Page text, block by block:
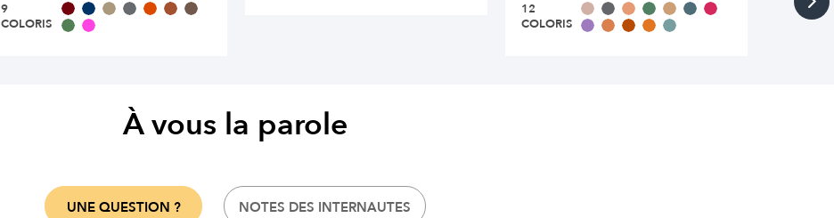
9
COLORIS
12
COLORIS
10
COLORIS
À vous la parole
UNE QUESTION ? NOTES DES INTERNAUTES